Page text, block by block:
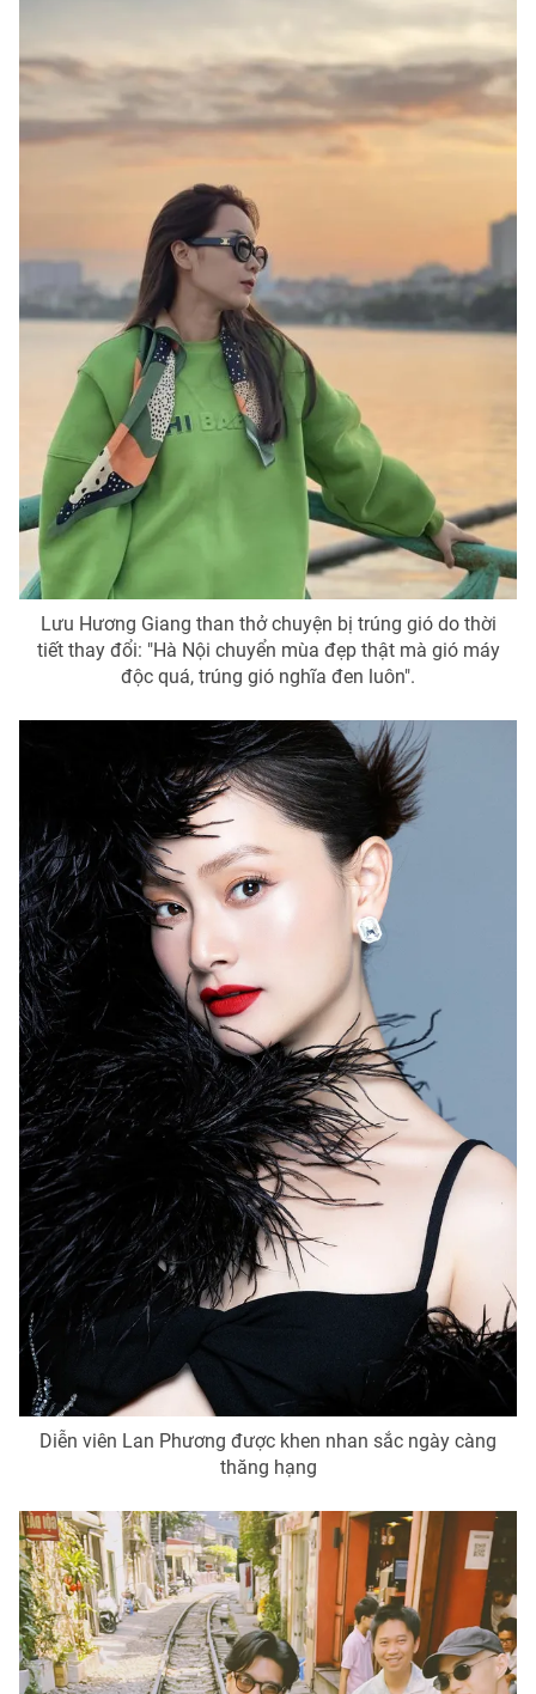
Lưu Hương Giang than thở chuyện bị trúng gió do thời
tiết thay đổi: "Hà Nội chuyển mùa đẹp thật mà gió máy
độc quá, trúng gió nghĩa đen luôn".
Diễn viên Lan Phương được khen nhan sắc ngày càng
thăng hạng